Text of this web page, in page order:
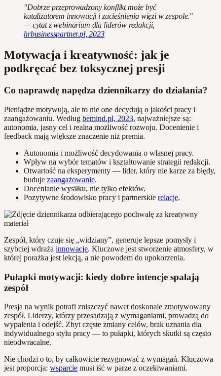
"Dobrze przeprowadzony konflikt może być
katalizatorem innowacji i zacieśnienia więzi w zespole."
— cytat z webinarium dla liderów redakcji,
hrbusinesspartner.pl, 2023
Motywacja i kreatywność: jak je
podkręcać bez toksycznej presji
Co naprawdę napędza dziennikarzy do działania?
Pieniądze motywują, ale to nie one decydują o jakości pracy i
zaangażowaniu. Według bemind.pl, 2023, najważniejsze są:
autonomia, jasny cel i realna możliwość rozwoju. Docenienie i
feedback mają większe znaczenie niż premia.
Autonomia i możliwość decydowania o własnej pracy.
Wpływ na wybór tematów i kształtowanie strategii redakcji.
Otwartość na eksperymenty — lider, który nie karze za błędy,
buduje zaangażowanie.
Docenianie wysiłku, nie tylko efektów.
Pozytywne środowisko pracy i partnerskie relacje.
Zespół, który czuje się „widziany”, generuje lepsze pomysły i
szybciej wdraża innowacje. Kluczowe jest stworzenie atmosfery, w
której porażka jest lekcją, a nie powodem do upokorzenia.
Pułapki motywacji: kiedy dobre intencje spalają
zespół
Presja na wynik potrafi zniszczyć nawet doskonale zmotywowany
zespół. Liderzy, którzy przesadzają z wymaganiami, prowadzą do
wypalenia i odejść. Zbyt częste zmiany celów, brak uznania dla
indywidualnego stylu pracy — to pułapki, których skutki są często
nieodwracalne.
Nie chodzi o to, by całkowicie rezygnować z wymagań. Kluczowa
jest proporcja: wsparcie musi iść w parze z oczekiwaniami.